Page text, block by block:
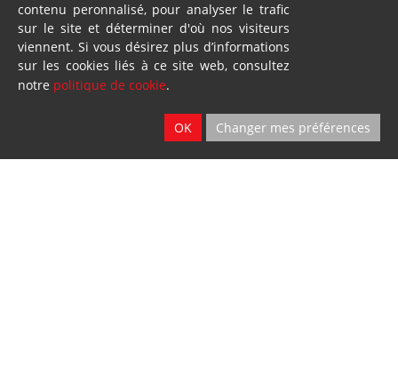
Location
2 sites
Ath & Namur
contenu peronnalisé, pour analyser le trafic
sur le site et déterminer d'où nos visiteurs
viennent. Si vous désirez plus d’informations
sur les cookies liés à ce site web, consultez
notre politique de cookie.
OK Changer mes préférences